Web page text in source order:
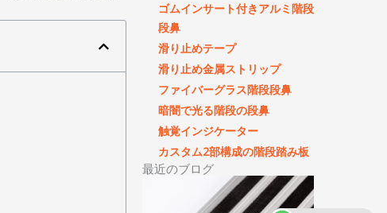
ゴムインサート付きアルミ階段
段鼻
滑り止めテープ
滑り止め金属ストリップ
ファイバーグラス階段段鼻
暗闇で光る階段の段鼻
触覚インジケーター
カスタム2部構成の階段踏み板
最近のブログ